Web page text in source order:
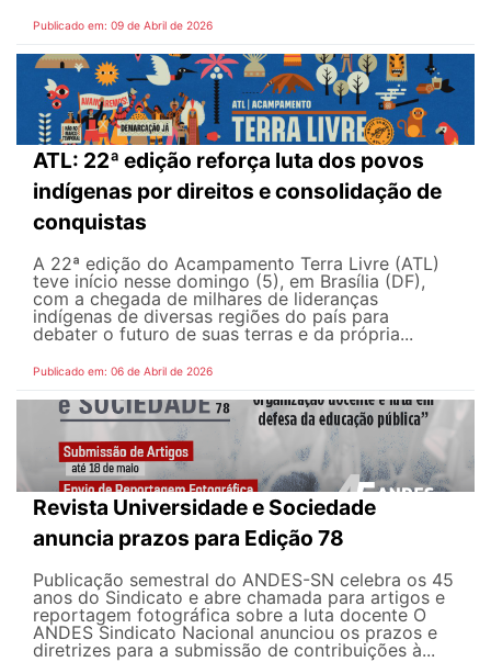
Publicado em: 09 de Abril de 2026
ATL: 22ª edição reforça luta dos povos
indígenas por direitos e consolidação de
conquistas
A 22ª edição do Acampamento Terra Livre (ATL)
teve início nesse domingo (5), em Brasília (DF),
com a chegada de milhares de lideranças
indígenas de diversas regiões do país para
debater o futuro de suas terras e da própria...
Publicado em: 06 de Abril de 2026
Revista Universidade e Sociedade
anuncia prazos para Edição 78
Publicação semestral do ANDES-SN celebra os 45
anos do Sindicato e abre chamada para artigos e
reportagem fotográfica sobre a luta docente O
ANDES Sindicato Nacional anunciou os prazos e
diretrizes para a submissão de contribuições à...